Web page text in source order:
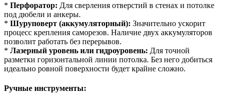
* Перфоратор: Для сверления отверстий в стенах и потолке
под дюбели и анкеры.
* Шуруповерт (аккумуляторный): Значительно ускорит
процесс крепления саморезов. Наличие двух аккумуляторов
позволит работать без перерывов.
* Лазерный уровень или гидроуровень: Для точной
разметки горизонтальной линии потолка. Без него добиться
идеально ровной поверхности будет крайне сложно.
Ручные инструменты: